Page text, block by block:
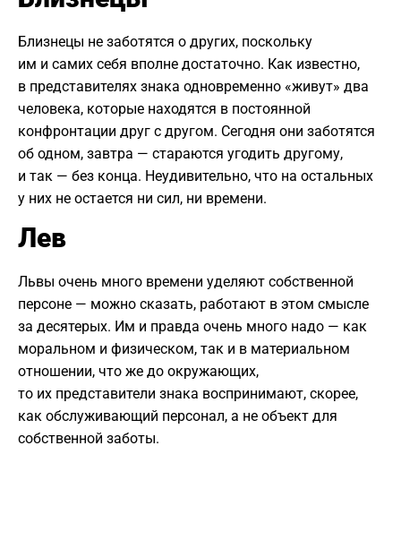
Близнецы не заботятся о других, поскольку
им и самих себя вполне достаточно. Как известно,
в представителях знака одновременно «живут» два
человека, которые находятся в постоянной
конфронтации друг с другом. Сегодня они заботятся
об одном, завтра — стараются угодить другому,
и так — без конца. Неудивительно, что на остальных
у них не остается ни сил, ни времени.
Лев
Львы очень много времени уделяют собственной
персоне — можно сказать, работают в этом смысле
за десятерых. Им и правда очень много надо — как
моральном и физическом, так и в материальном
отношении, что же до окружающих,
то их представители знака воспринимают, скорее,
как обслуживающий персонал, а не объект для
собственной заботы.